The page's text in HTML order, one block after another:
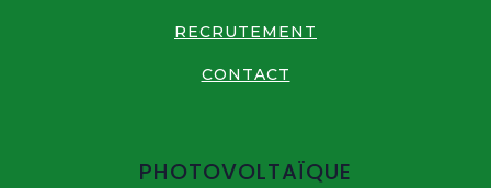
RECRUTEMENT
CONTACT
PHOTOVOLTAÏQUE